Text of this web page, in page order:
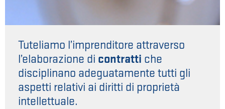
Tuteliamo l’imprenditore attraverso
l’elaborazione di contratti che
disciplinano adeguatamente tutti gli
aspetti relativi ai diritti di proprietà
intellettuale.